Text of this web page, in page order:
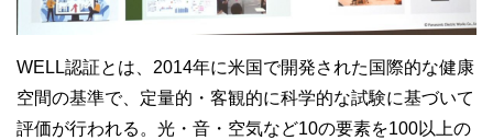
WELL認証とは、 2014年に米国で開発された国際的な健康
空間の基準で、定量的・客観的に科学的な試験に基づいて
評価が行われる。光・音・空気など10の要素を100以上の